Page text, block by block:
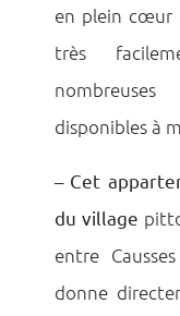
en plein cœur
très
disponibles à
– Cet
du village
entre
donne